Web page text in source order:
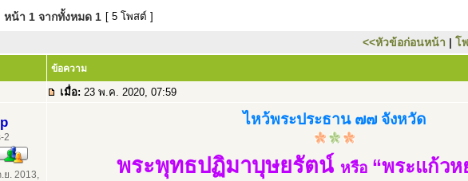
หน้า 1 จากทั้งหมด 1 [ 5 โพสต์ ]
<<หัวข้อก่อนหน้า | โ
ข้อความ
เมื่อ: 23 พ.ค. 2020, 07:59
2
ย. 2013,
ไหว้พระประธาน ๗๗ จังหวัด
พระพุทธปฏิมาบุษยรัตน์ หรือ “พระแก้วห